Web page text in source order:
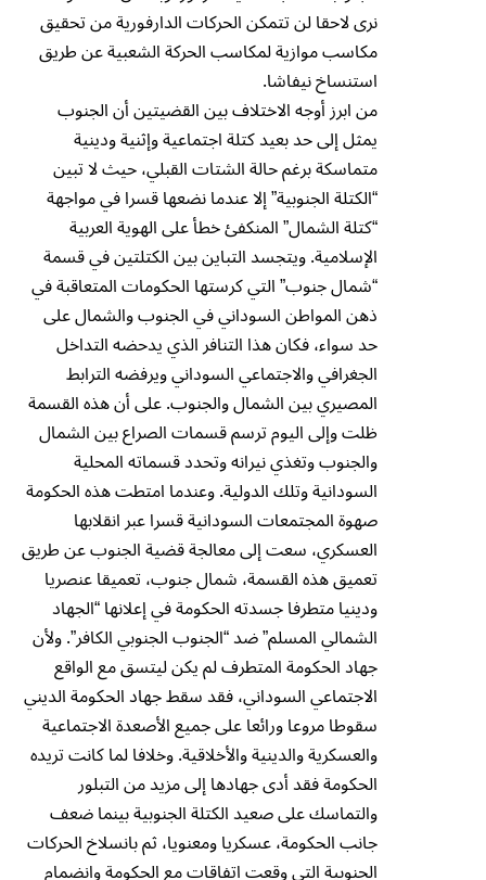
نرى لاحقا لن تتمكن الحركات الدارفورية من تحقيق
مكاسب موازية لمكاسب الحركة الشعبية عن طريق
استنساخ نيفاشا.
من ابرز أوجه الاختلاف بين القضيتين أن الجنوب
يمثل إلى حد بعيد كتلة اجتماعية وإثنية ودينية
متماسكة برغم حالة الشتات القبلي، حيث لا تبين
“الكتلة الجنوبية” إلا عندما نضعها قسرا في مواجهة
“كتلة الشمال” المنكفئ خطأ على الهوية العربية
الإسلامية. ويتجسد التباين بين الكتلتين في قسمة
“شمال جنوب” التي كرستها الحكومات المتعاقبة في
ذهن المواطن السوداني في الجنوب والشمال على
حد سواء، فكان هذا التنافر الذي يدحضه التداخل
الجغرافي والاجتماعي السوداني ويرفضه الترابط
المصيري بين الشمال والجنوب. على أن هذه القسمة
ظلت وإلى اليوم ترسم قسمات الصراع بين الشمال
والجنوب وتغذي نيرانه وتحدد قسماته المحلية
السودانية وتلك الدولية. وعندما امتطت هذه الحكومة
صهوة المجتمعات السودانية قسرا عبر انقلابها
العسكري، سعت إلى معالجة قضية الجنوب عن طريق
تعميق هذه القسمة، شمال جنوب، تعميقا عنصريا
ودينيا متطرفا جسدته الحكومة في إعلانها “الجهاد
الشمالي المسلم” ضد “الجنوب الجنوبي الكافر”. ولأن
جهاد الحكومة المتطرف لم يكن ليتسق مع الواقع
الاجتماعي السوداني، فقد سقط جهاد الحكومة الديني
سقوطا مروعا ورائعا على جميع الأصعدة الاجتماعية
والعسكرية والدينية والأخلاقية. وخلافا لما كانت تريده
الحكومة فقد أدى جهادها إلى مزيد من التبلور
والتماسك على صعيد الكتلة الجنوبية بينما ضعف
جانب الحكومة، عسكريا ومعنويا، ثم بانسلاخ الحركات
الجنوبية التي وقعت اتفاقات مع الحكومة وانضمام